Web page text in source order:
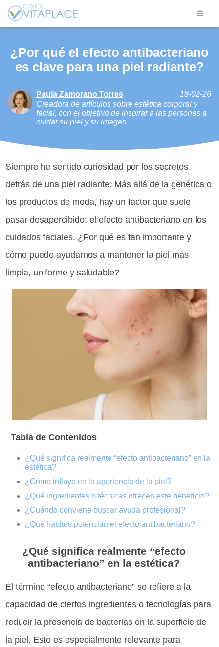
¿Por qué el efecto antibacteriano
es clave para una piel radiante?
Paula Zamorano Torres
18-02-26
Creadora de artículos sobre estética corporal y
facial, con el objetivo de inspirar a las personas a
cuidar su piel y su imagen.
Siempre he sentido curiosidad por los secretos
detrás de una piel radiante. Más allá de la genética o
los productos de moda, hay un factor que suele
pasar desapercibido: el efecto antibacteriano en los
cuidados faciales. ¿Por qué es tan importante y
cómo puede ayudarnos a mantener la piel más
limpia, uniforme y saludable?
Tabla de Contenidos
¿Qué significa realmente “efecto antibacteriano” en la
estética?
¿Cómo influye en la apariencia de la piel?
¿Qué ingredientes o técnicas ofrecen este beneficio?
¿Cuándo conviene buscar ayuda profesional?
¿Qué hábitos potencian el efecto antibacteriano?
¿Qué significa realmente “efecto
antibacteriano” en la estética?
El término “efecto antibacteriano” se refiere a la
capacidad de ciertos ingredientes o tecnologías para
reducir la presencia de bacterias en la superficie de
la piel. Esto es especialmente relevante para